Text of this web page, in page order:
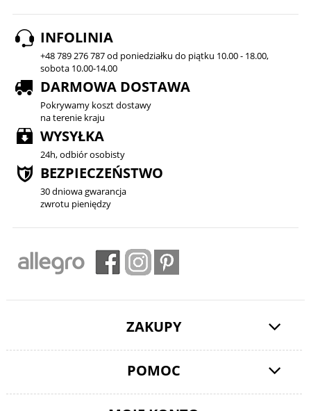
INFOLINIA
+48 789 276 787 od poniedziałku do piątku 10.00 - 18.00,
sobota 10.00-14.00
DARMOWA DOSTAWA
Pokrywamy koszt dostawy
na terenie kraju
WYSYŁKA
24h, odbiór osobisty
BEZPIECZEŃSTWO
30 dniowa gwarancja
zwrotu pieniędzy
ZAKUPY
POMOC